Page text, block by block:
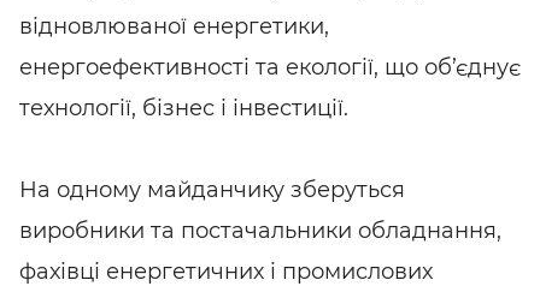
відновлюваної енергетики,
енергоефективності та екології, що об’єднує
технології, бізнес і інвестиції.
На одному майданчику зберуться
виробники та постачальники обладнання,
фахівці енергетичних і промислових